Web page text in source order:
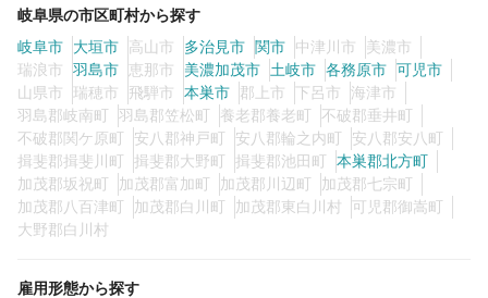
スタッフ10名以下
この条件の求人数 0件
検索する
岐阜県の市区町村から探す
岐阜市
大垣市 高山市 多治見市 関市 中津川市
美濃市
瑞浪市
羽島市 恵那市 美濃加茂市 土岐市 各務原市 可児市
山県市
瑞穂市 飛騨市 本巣市 郡上市 下呂市
海津市
羽島郡岐南町
羽島郡笠松町 養老郡養老町
不破郡垂井町
不破郡関ケ原町
安八郡神戸町 安八郡輪之内町
安八郡安八町
揖斐郡揖斐川町
揖斐郡大野町 揖斐郡池田町
本巣郡北方町
加茂郡坂祝町
加茂郡富加町 加茂郡川辺町
加茂郡七宗町
加茂郡八百津町
加茂郡白川町 加茂郡東白川村
可児郡御嵩町
大野郡白川村
雇用形態から探す